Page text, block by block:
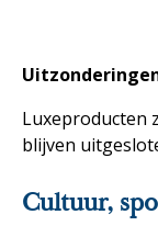
Luxeproducten
blijven
Cultuur,